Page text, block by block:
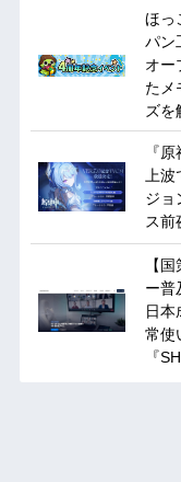
ほっ
パン
オー
たメ
ズを
『
上波
ジョ
ス前
【
ー普
日本
常使
『